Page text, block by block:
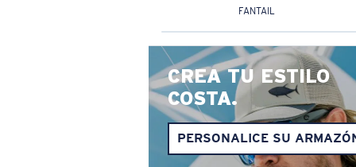
FANTAIL
CREA TU ESTILO
COSTA.
PERSONALICE SU